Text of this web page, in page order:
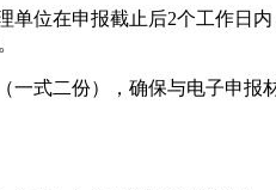
位在申报截止后2个工作日
式二份），确保与电子申